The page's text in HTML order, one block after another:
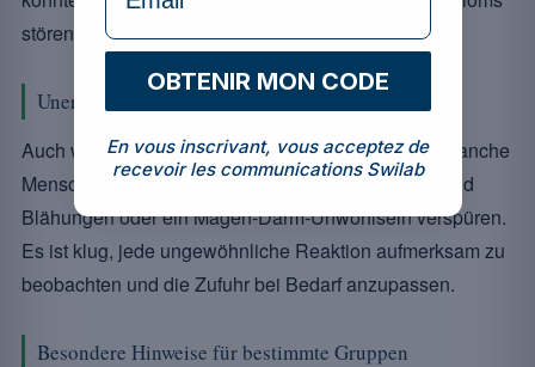
stören
Unerwünschte Wirkungen beobachten
Auch wenn Nebenwirkungen selten sind, können manche
Menschen zu Beginn der Anwendung vorübergehend
Blähungen oder ein Magen-Darm-Unwohlsein verspüren.
Es ist klug, jede ungewöhnliche Reaktion aufmerksam zu
beobachten und die Zufuhr bei Bedarf anzupassen.
Besondere Hinweise für bestimmte Gruppen
OBTENIR MON CODE
En vous inscrivant, vous acceptez de
recevoir les communications Swilab